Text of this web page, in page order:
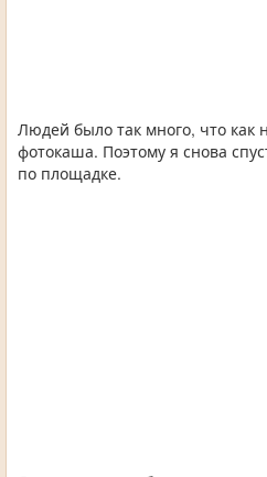
Людей было так много, что как
фотокаша. Поэтому я снова
по площадке.